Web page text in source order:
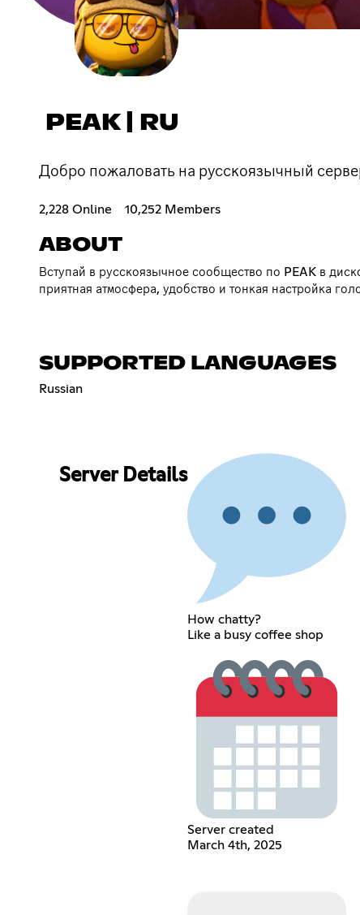
PEAK | RU
Добро пожаловать на русскоязычный
2,228 Online 10,252 Members
ABOUT
Вступай в русскоязычное сообщество по PEAK в
приятная атмосфера, удобство и тонкая настройка
SUPPORTED LANGUAGES
Russian
Server Details
How chatty?
Like a busy coffee shop
Server created
March 4th, 2025